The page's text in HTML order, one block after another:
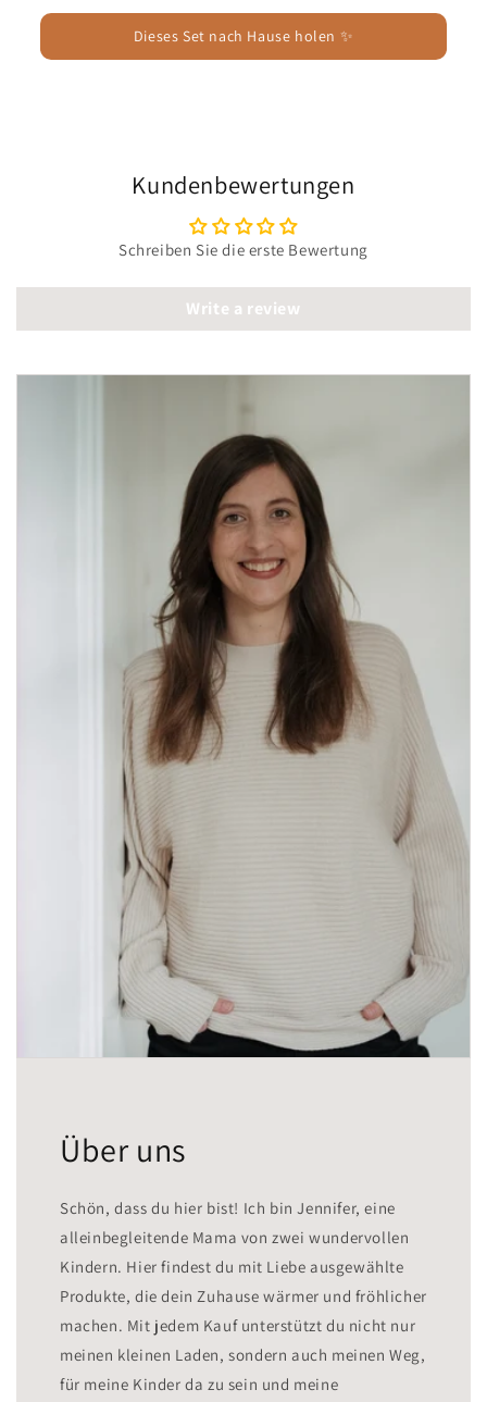
Dieses Set nach Hause holen ✨
Kundenbewertungen
Schreiben Sie die erste Bewertung
Write a review
Über uns
Schön, dass du hier bist! Ich bin Jennifer, eine
alleinbegleitende Mama von zwei wundervollen
Kindern. Hier findest du mit Liebe ausgewählte
Produkte, die dein Zuhause wärmer und fröhlicher
machen. Mit jedem Kauf unterstützt du nicht nur
meinen kleinen Laden, sondern auch meinen Weg,
für meine Kinder da zu sein und meine